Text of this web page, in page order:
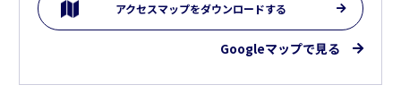
アクセスマップをダウンロードする
Googleマップで見る